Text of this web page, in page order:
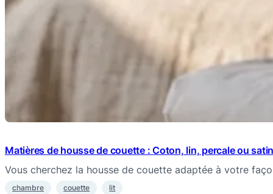
Matières de housse de couette : Coton, lin, percale ou
Vous cherchez la housse de couette adaptée à votre
chambre couette
lit